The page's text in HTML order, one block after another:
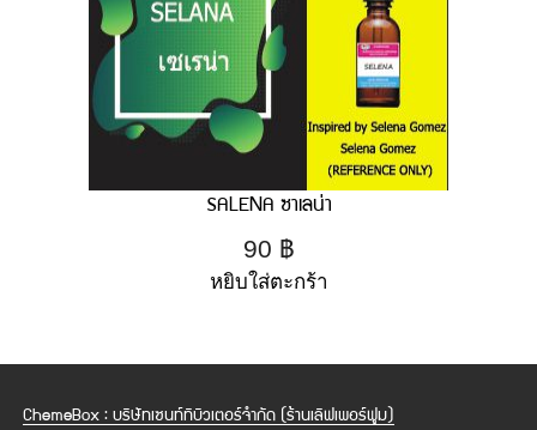
SALENA ซาเลน่า
90 ฿
หยิบใส่ตะกร้า
ChemeBox : บริษัทเซนท์ทิบิวเตอร์จำกัด (ร้านเลิฟเพอร์ฟูม)